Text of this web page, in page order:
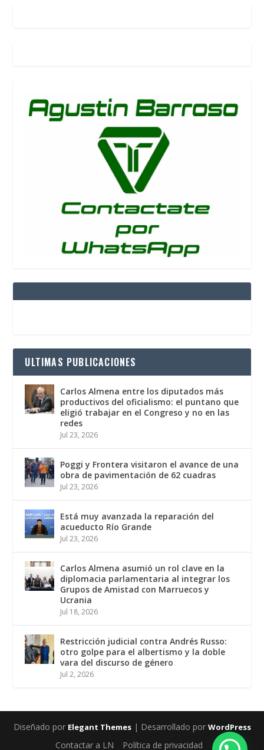
ULTIMAS PUBLICACIONES
Carlos Almena entre los diputados más
productivos del oficialismo: el puntano que
eligió trabajar en el Congreso y no en las
redes
Jul 23, 2026
Poggi y Frontera visitaron el avance de una
obra de pavimentación de 62 cuadras
Jul 23, 2026
Está muy avanzada la reparación del
acueducto Río Grande
Jul 23, 2026
Carlos Almena asumió un rol clave en la
diplomacia parlamentaria al integrar los
Grupos de Amistad con Marruecos y
Ucrania
Jul 18, 2026
Restricción judicial contra Andrés Russo:
otro golpe para el albertismo y la doble
vara del discurso de género
Jul 2, 2026
Diseñado por Elegant Themes| Desarrollado por WordPress
Contactar a LN Política de privacidad